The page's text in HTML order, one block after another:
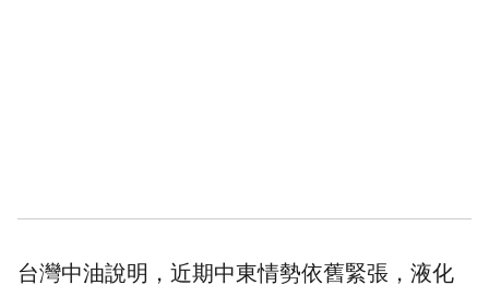
台灣中油說明，近期中東情勢依舊緊張，液化